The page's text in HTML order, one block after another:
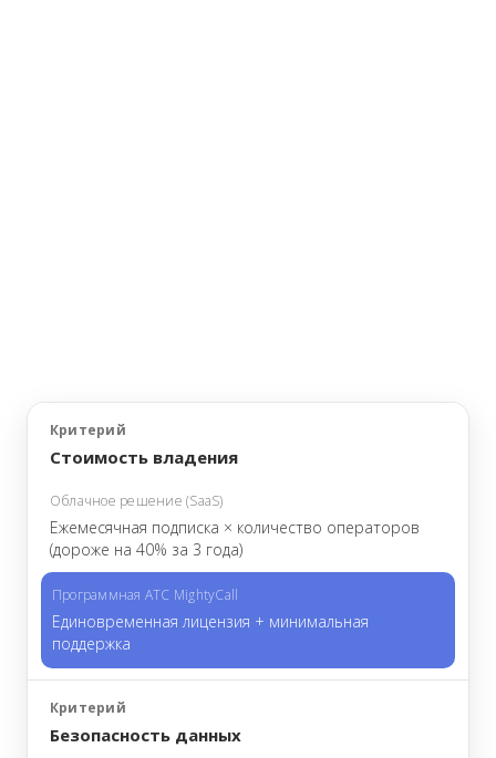
Стоимость владения
Ежемесячная подписка × количество операторов
(дороже на 40% за 3 года)
Единовременная лицензия + минимальная
поддержка
Безопасность данных